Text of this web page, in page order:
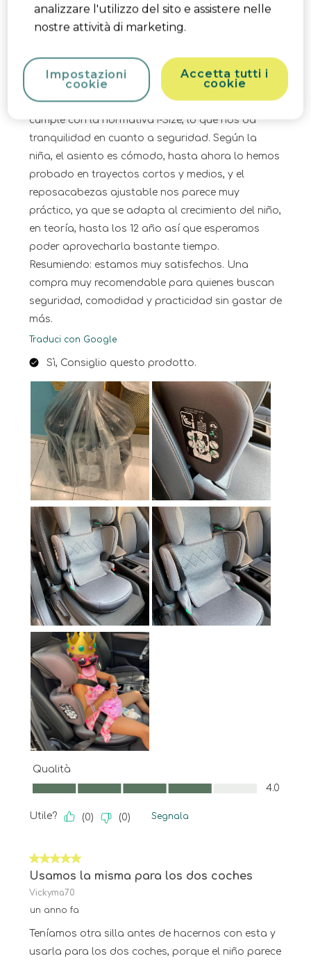
guardarla sin problema, algo clave en nuestro
caso, ya que la usamos solo de forma esporádica
nuestras expectativas. Es bastante fácil de
instalar con el cinturón del coche (aunque al
principio nos costó un poco cogerle el truco), y
cumple con la normativa i-Size, lo que nos da
tranquilidad en cuanto a seguridad. Según la
niña, el asiento es cómodo, hasta ahora lo hemos
probado en trayectos cortos y medios, y el
reposacabezas ajustable nos parece muy
práctico, ya que se adapta al crecimiento del niño,
en teoría, hasta los 12 año así que esperamos
poder aprovecharla bastante tiempo.
Resumiendo: estamos muy satisfechos. Una
compra muy recomendable para quienes buscan
seguridad, comodidad y practicidad sin gastar de
más.
Traduci con Google
Sì, Consiglio questo prodotto.
Qualità
Qualità, 4.0 su 5
4.0
Utile? (0) (0) Segnala
5 su 5 stelle.
Usamos la misma para los dos coches
Vickyma70
un anno fa
Teníamos otra silla antes de hacernos con esta y
usarla para los dos coches, porque el niño parece
analizzare l'utilizzo del sito e assistere nelle
nostre attività di marketing.
Accetta tutti i
cookie
Impostazioni
cookie